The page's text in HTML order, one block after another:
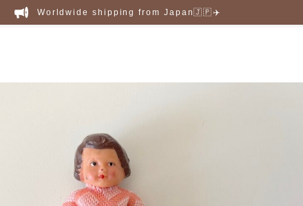
Worldwide shipping from Japan🇯🇵✈️